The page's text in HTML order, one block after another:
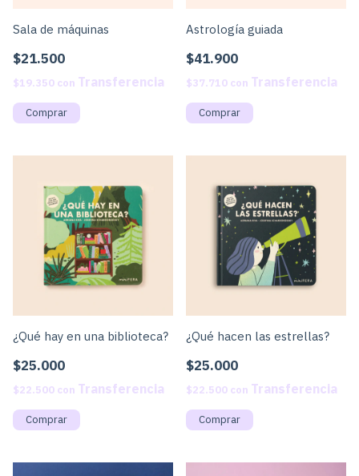
Sala de máquinas
$21.500
$19.350 con
Astrología guiada
$41.900
$37.710 con
¿Qué hay en una biblioteca?
$25.000
$22.500 con
¿Qué hacen las estrellas?
$25.000
$22.500 con